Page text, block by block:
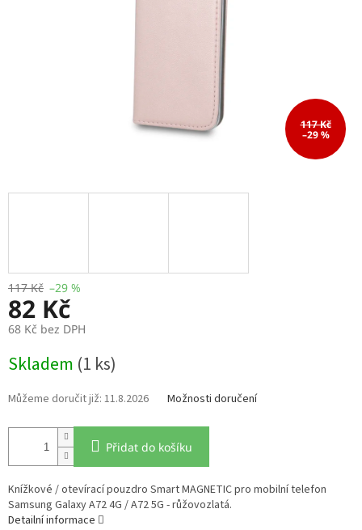
117 Kč
–29 %
117 Kč –29 %
82 Kč
68 Kč bez DPH
cena:
Skladem (1 ks)
11.8.2026 Možnosti doručení
Přidat do košíku
Knížkové / otevírací pouzdro Smart MAGNETIC pro mobilní telefon
Samsung Galaxy A72 4G / A72 5G - růžovozlatá.
Detailní informace